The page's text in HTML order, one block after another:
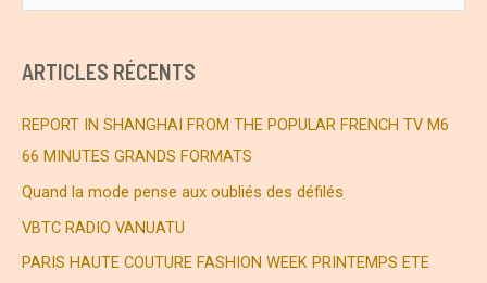
r
c
h
ARTICLES RÉCENTS
REPORT IN SHANGHAI FROM THE POPULAR FRENCH TV M6
66 MINUTES GRANDS FORMATS
Quand la mode pense aux oubliés des défilés
VBTC RADIO VANUATU
PARIS HAUTE COUTURE FASHION WEEK PRINTEMPS ETE